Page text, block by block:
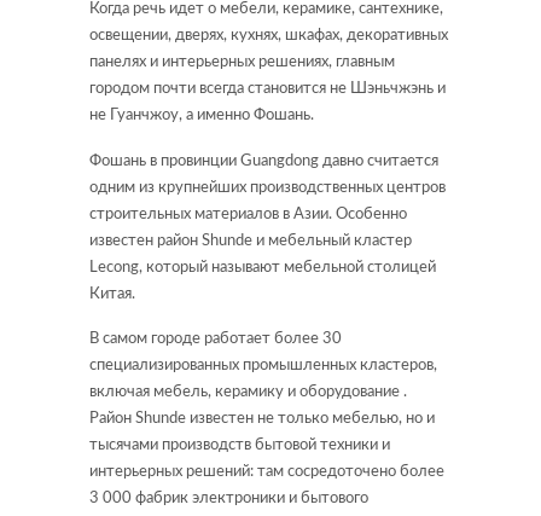
Когда речь идет о мебели, керамике, сантехнике,
освещении, дверях, кухнях, шкафах, декоративных
панелях и интерьерных решениях, главным
городом почти всегда становится не Шэньчжэнь и
не Гуанчжоу, а именно Фошань.
Фошань в провинции Guangdong давно считается
одним из крупнейших производственных центров
строительных материалов в Азии. Особенно
известен район Shunde и мебельный кластер
Lecong, который называют мебельной столицей
Китая.
В самом городе работает более 30
специализированных промышленных кластеров,
включая мебель, керамику и оборудование .
Район Shunde известен не только мебелью, но и
тысячами производств бытовой техники и
интерьерных решений: там сосредоточено более
3 000 фабрик электроники и бытового